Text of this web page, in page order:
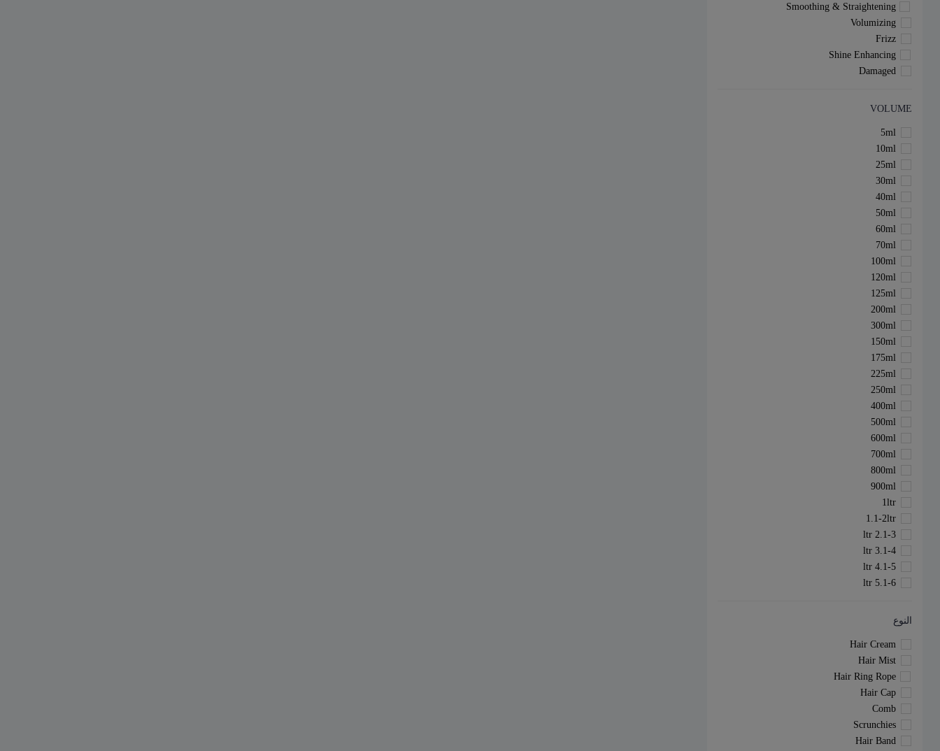
Smoothing & Straightening
Volumizing
Frizz
Shine Enhancing
Damaged
VOLUME
5ml
10ml
25ml
30ml
40ml
50ml
60ml
70ml
100ml
120ml
125ml
200ml
300ml
150ml
175ml
225ml
250ml
400ml
500ml
600ml
700ml
800ml
900ml
1ltr
1.1-2ltr
2.1-3 ltr
3.1-4 ltr
4.1-5 ltr
5.1-6 ltr
النوع
Hair Cream
Hair Mist
Hair Ring Rope
Hair Cap
Comb
Scrunchies
Hair Band